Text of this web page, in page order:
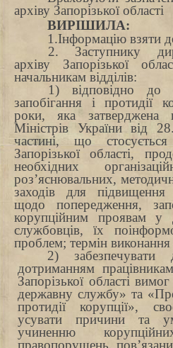
архіву Запорізької області
ВИРІШИЛА:
1.Інформацію взяти
2. Заступнику
архіву Запорізької
начальникам відділів:
1) відповідно до
запобігання і протидії
роки, яка затверджена
Міністрів України
частині, що
Запорізької області,
необхідних
роз’яснювальних,
заходів для підвищення
щодо попередження,
корупційним проявам у
службовців, їх
проблем; термін виконання
2) забезпечувати
дотриманням
Запорізької області
державну службу» та
протидії корупції»,
усувати причини та
учиненню
правопорушень,